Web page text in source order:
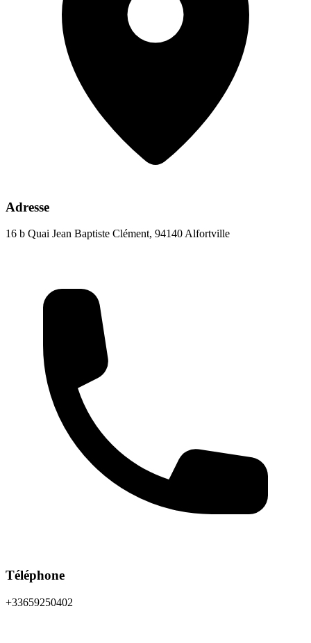
Adresse
16 b Quai Jean Baptiste Clément, 94140 Alfortville
Téléphone
+33659250402